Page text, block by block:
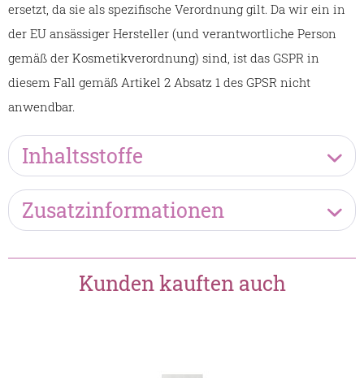
ersetzt, da sie als spezifische Verordnung gilt. Da wir ein in
der EU ansässiger Hersteller (und verantwortliche Person
gemäß der Kosmetikverordnung) sind, ist das GSPR in
diesem Fall gemäß Artikel 2 Absatz 1 des GPSR nicht
anwendbar.
Inhaltsstoffe
Zusatzinformationen
Kunden kauften auch